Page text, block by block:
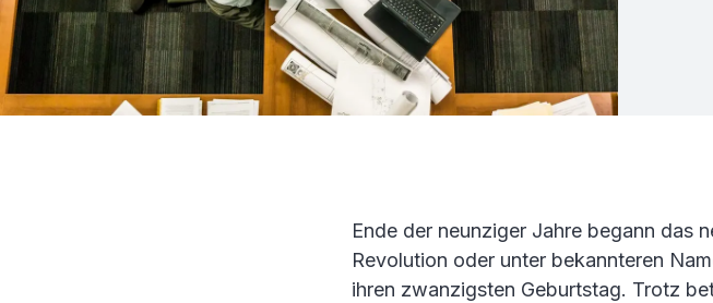
Ende der neunziger Jahre begann das
Revolution oder unter bekannteren
ihren zwanzigsten Geburtstag. Trotz